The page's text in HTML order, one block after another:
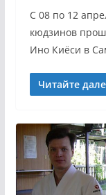
С 08 по 12
кюдзинов
Ино Киёси в
Читайте